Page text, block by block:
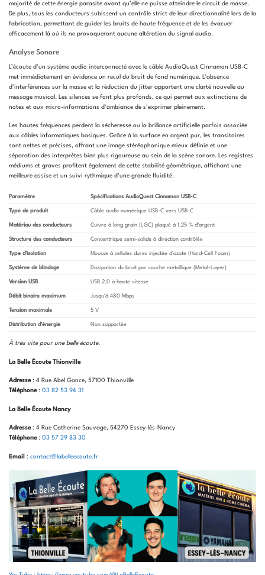
majorité de cette énergie parasite avant qu’elle ne puisse atteindre le circuit de masse.
De plus, tous les conducteurs subissent un contrôle strict de leur directionnalité lors de la
fabrication, permettant de guider les bruits de haute fréquence et de les évacuer
efficacement là où ils ne provoqueront aucune altération du signal audio.
Analyse Sonore
L’écoute d’un système audio interconnecté avec le câble AudioQuest Cinnamon USB-C
met immédiatement en évidence un recul du bruit de fond numérique. L’absence
d’interférences sur la masse et la réduction du jitter apportent une clarté nouvelle au
message musical. Les silences se font plus profonds, ce qui permet aux extinctions de
notes et aux micro-informations d’ambiance de s’exprimer pleinement.
Les hautes fréquences perdent la sécheresse ou la brillance artificielle parfois associée
aux câbles informatiques basiques. Grâce à la surface en argent pur, les transitoires
sont nettes et précises, offrant une image stéréophonique mieux définie et une
séparation des interprètes bien plus rigoureuse au sein de la scène sonore. Les registres
médiums et graves profitent également de cette stabilité géométrique, affichant une
meilleure assise et un suivi rythmique d’une grande fluidité.
Paramètre Spécifications AudioQuest Cinnamon USB-C
Type de produit Câble audio numérique USB-C vers USB-C
Matériau des conducteurs Cuivre à long grain (LGC) plaqué à 1,25 % d’argent
Structure des conducteurs Concentrique semi-solide à direction contrôlée
Type d’isolation Mousse à cellules dures injectée d’azote (Hard-Cell Foam)
Système de blindage Dissipation du bruit par couche métallique (Metal-Layer)
Version USB USB 2.0 à haute vitesse
Débit binaire maximum Jusqu’à 480 Mbps
Tension maximale 5 V
Distribution d’énergie Non supportée
À très vite pour une belle écoute.
La Belle Écoute Thionville
Adresse: 4 Rue Abel Gance, 57100 Thionville
Téléphone: 03 82 53 94 31
La Belle Écoute Nancy
Adresse: 4 Rue Catherine Sauvage, 54270 Essey-lès-Nancy
Téléphone: 03 57 29 83 30
Email : contact@labelleecoute.fr